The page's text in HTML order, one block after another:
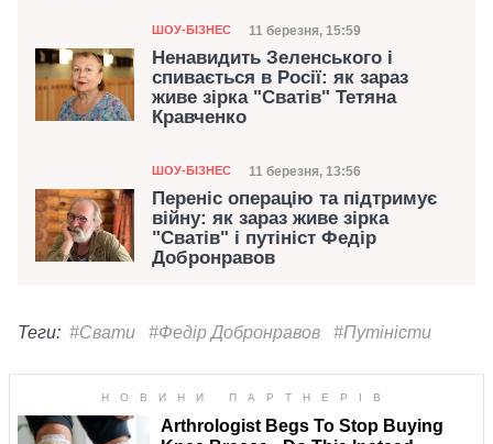
Категорія
ШОУ-БІЗНЕС Дата публікації
11 березня, 15:59
Ненавидить Зеленського і
спивається в Росії: як зараз
живе зірка "Сватів" Тетяна
Кравченко
Категорія
ШОУ-БІЗНЕС Дата публікації
11 березня, 13:56
Переніс операцію та підтримує
війну: як зараз живе зірка
"Сватів" і путініст Федір
Добронравов
Теги: #Свати #Федір Добронравов #Путіністи